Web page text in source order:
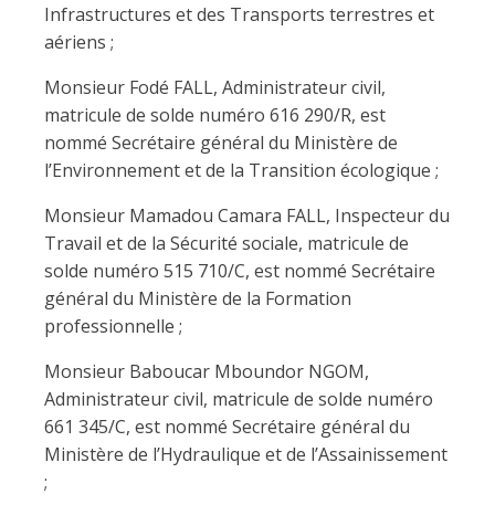
Infrastructures et des Transports terrestres et
aériens ;
Monsieur Fodé FALL, Administrateur civil,
matricule de solde numéro 616 290/R, est
nommé Secrétaire général du Ministère de
l’Environnement et de la Transition écologique ;
Monsieur Mamadou Camara FALL, Inspecteur du
Travail et de la Sécurité sociale, matricule de
solde numéro 515 710/C, est nommé Secrétaire
général du Ministère de la Formation
professionnelle ;
Monsieur Baboucar Mboundor NGOM,
Administrateur civil, matricule de solde numéro
661 345/C, est nommé Secrétaire général du
Ministère de l’Hydraulique et de l’Assainissement
;